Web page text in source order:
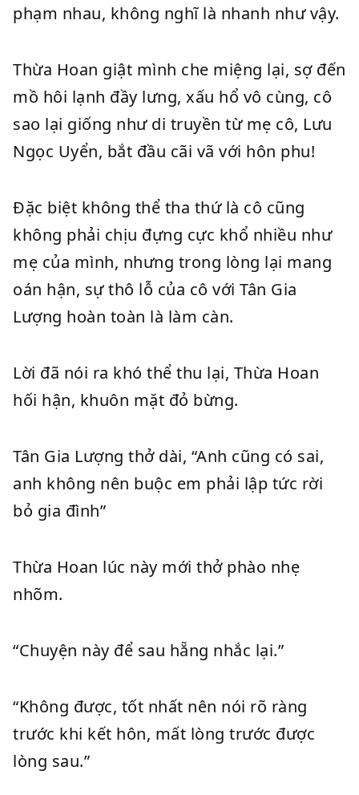
phạm nhau, không nghĩ là nhanh như vậy.
Thừa Hoan giật mình che miệng lại, sợ đến
mồ hôi lạnh đầy lưng, xấu hổ vô cùng, cô
sao lại giống như di truyền từ mẹ cô, Lưu
Ngọc Uyển, bắt đầu cãi vã với hôn phu!
Đặc biệt không thể tha thứ là cô cũng
không phải chịu đựng cực khổ nhiều như
mẹ của mình, nhưng trong lòng lại mang
oán hận, sự thô lỗ của cô với Tân Gia
Lượng hoàn toàn là làm càn.
Lời đã nói ra khó thể thu lại, Thừa Hoan
hối hận, khuôn mặt đỏ bừng.
Tân Gia Lượng thở dài, “Anh cũng có sai,
anh không nên buộc em phải lập tức rời
bỏ gia đình”
Thừa Hoan lúc này mới thở phào nhẹ
nhõm.
“Chuyện này để sau hẵng nhắc lại.”
“Không được, tốt nhất nên nói rõ ràng
trước khi kết hôn, mất lòng trước được
lòng sau.”